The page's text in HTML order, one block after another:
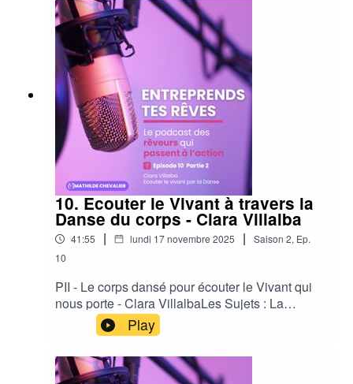
10. Ecouter le Vivant à travers la
Danse du corps - Clara Villalba
41:55 | lundi 17 novembre 2025 | Saison 2, Ep.
10
PII - Le corps dansé pour écouter le Vivant qui
nous porte - Clara VillalbaLes Sujets : La
Fabrique de la Danse - La formation pour les
danseurs In morphosis - L'écriture
Chroégraphique - Se ressourcer Les Invitations
:1-Ecouter le vivant en soi qui nous porteLes
Play